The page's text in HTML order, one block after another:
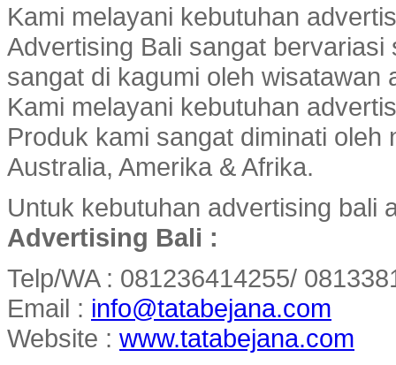
Kami melayani kebutuhan
Advertising Bali sangat
sangat di kagumi oleh wisatawan
Kami melayani kebutuhan
Produk kami sangat diminati
Australia, Amerika & Afrika.
Untuk kebutuhan advertising bali
Advertising Bali :
Telp/WA : 081236414255/
Email : info@tatabejana.com
Website : www.tatabejana.com